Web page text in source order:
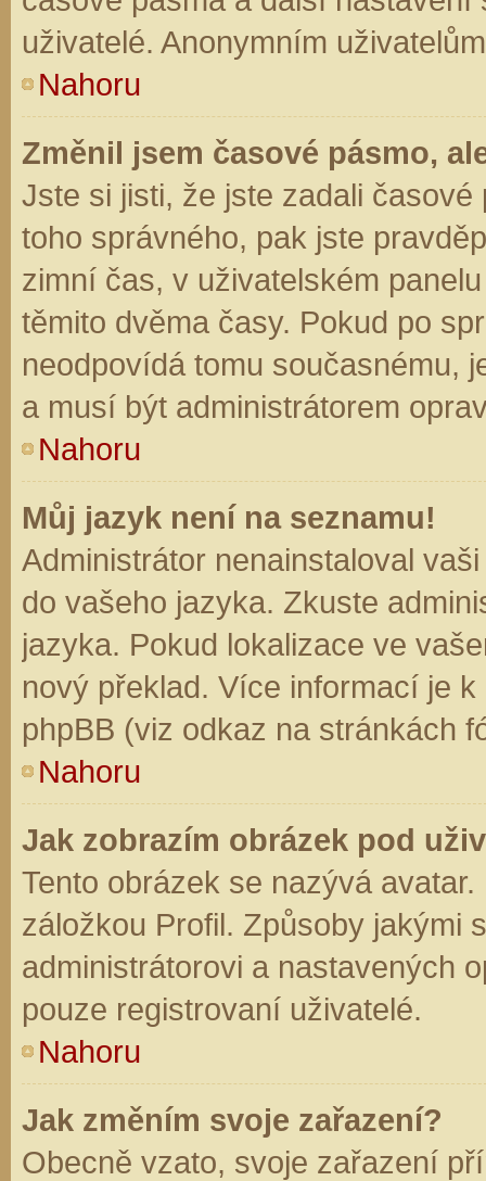
uživatelé. Anonymním
Nahoru
Změnil jsem časové pásmo,
Jste si jisti, že jste zadali
toho správného, pak jste
zimní čas, v uživatelském
těmito dvěma časy. Pokud po
neodpovídá tomu současnému,
a musí být administrátorem
Nahoru
Můj jazyk není na seznamu!
Administrátor nenainstaloval
do vašeho jazyka. Zkuste
jazyka. Pokud lokalizace ve
nový překlad. Více informací je
phpBB (viz odkaz na stránkách
Nahoru
Jak zobrazím obrázek pod
Tento obrázek se nazývá
záložkou Profil. Způsoby jakými
administrátorovi a nastavených
pouze registrovaní uživatelé.
Nahoru
Jak změním svoje zařazení?
Obecně vzato, svoje zařazení